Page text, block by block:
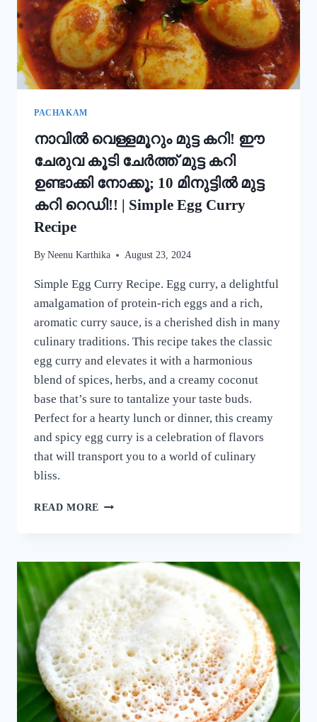
നല്ല
സോഫ്റ്റ്
ദോശ
റെഡി!!
|
SPECIAL
RECIPE
PACHAKAM
നാവിൽ വെള്ളമൂറും മുട്ട കറി! ഈ
ചേരുവ കൂടി ചേർത്ത് മുട്ട കറി
ഉണ്ടാക്കി നോക്കൂ; 10 മിനുട്ടിൽ മുട്ട
കറി റെഡി!! | Simple Egg Curry
Recipe
By Neenu Karthika August 23, 2024
Simple Egg Curry Recipe. Egg curry, a delightful
amalgamation of protein-rich eggs and a rich,
aromatic curry sauce, is a cherished dish in many
culinary traditions. This recipe takes the classic
egg curry and elevates it with a harmonious
blend of spices, herbs, and a creamy coconut
base that’s sure to tantalize your taste buds.
Perfect for a hearty lunch or dinner, this creamy
and spicy egg curry is a celebration of flavors
that will transport you to a world of culinary
bliss.
READ MORE നാവിൽ
ഈ
ചേരുവ
കൂടി
ചേർത്ത്
മുട്ട
കറി
ഉണ്ടാക്കി
നോക്കൂ;
10
മിനുട്ടിൽ
മുട്ട